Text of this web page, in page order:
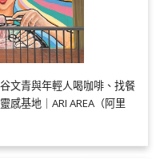
文青與年輕人喝咖啡、找餐
感基地｜ARI AREA（阿里